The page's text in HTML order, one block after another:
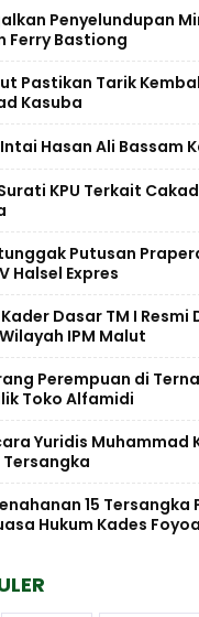
Penyelundupan
Ferry Bastiong
Pastikan Tarik
Kasuba
Intai Hasan Ali Bassam
KPU Terkait
Putusan
Halsel Expres
Dasar TM I Resmi
IPM Malut
Perempuan di
Toko Alfamidi
Yuridis Muhammad
15 Tersangka
Hukum Kades